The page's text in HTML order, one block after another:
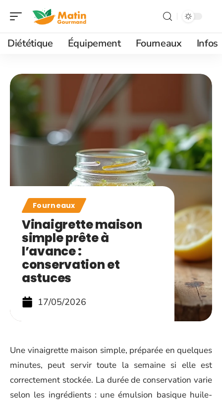
Diététique Équipement Fourneaux Infos
Fourneaux
Vinaigrette maison
simple prête à
l’avance :
conservation et
astuces
17/05/2026
Une vinaigrette maison simple, préparée en quelques
minutes, peut servir toute la semaine si elle est
correctement stockée. La durée de conservation varie
selon les ingrédients : une émulsion basique huile-